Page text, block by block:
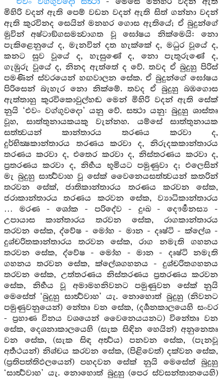
මිහිරි වදන් ඇති පෙම් වඩන වදන් ඇති සිත් ගන්නා වදන්
ඇති කුරවිනද සෙයින් මනහර ගොස ඇතියේ; ඒ බුදුන්ගේ
මුවින් අෂ්ටාඞ්ගසමන්‍වාගත වූ ඝෝෂය නික්මෙයි: නො
පැකිළෙනුයේ ද, මැනවින් දත හැක්කේ ද, මධුර වූයේ ද,
කනට සුව වූයේ ද, හැසුණේ ද, නො පැතුරුණේ ද,
ගැඹුරු වූයේ ද, නිනද ඇත්තේ ද වේ. තවද ඒ බුදුහු පිරිස්
පමණින් ස්වරයෙන් හඟවාලන සේක. ඒ බුදුන්ගේ ඝෝෂය
පිරිසෙන් බැහැර නො නික්මේ. තවද ඒ බුදුහු බඹගොස
ඇත්තාහු කුරවිකොවුල්හඬ මෙන් මිහිරි වදන් ඇති සේක්
නුයි ‘එවං වග්ගුවදො’ යනු වේ. සත්‍ථා යනු: බුදුහු ශාස්තෘ
වූහ, සාත්තුනායකයකු වැන්නහ. යම්සේ සාත්තුනායක
සත්ත්‍වයන් කාන්තාරය තරණය කරවා ද,
දුර්භික්‍ෂකාන්තාරය තරණය කරවා ද, නිරුදකකාන්තාරය
තරණය කරවා ද, එතෙර කරවා ද, නිස්තරණය කරවා ද,
ප්‍රතරණය කරවා ද, නිර්‍භය භූමියට පමුණුවා ද; එලෙසින්
මැ බුදුහු සාර්‍ත්‍ථවාහ වූ සේක් වෛනෙයසත්ත්‍වයන් කතරින්
තරවන සේක්, ජාතිකාන්තාරය තරණය කරවන සේක,
ජරාකාන්තාරය තරණය කරවන සේක, ව්‍යාධිකාන්තාරය
… මරණ - ශෝක - පරිදේව - දුඃඛ - දෞර්‍මනස්‍ය -
උපායාස කාන්තාරය තරවන සේක, රාගකාන්තාරය
තරවන සේක, ද්වේෂ - මෝහ - මාන - දෘෂ්ටි - ක්ලේශ -
දුශ්චරිතකාන්තාරය තරවන සේක, රාග නමැති ගහනය
තරවන සේක, ද්වේෂ - මෝහ - මාන - දෘෂ්ටි නමැති
ගහනය තරවන සේක, ක්ලේශගහනය - දුශ්චරිතගහනය
තරවන සේක, උත්තරණය නිස්තරණය ප්‍රතරණය කරවන
සේක, නිර්‍භය වූ අමාමහනිවනට පමුණුවන සේක් නුයි
මෙසේත් ‘බුදුහු සාර්‍ත්‍ථවාහ’ යැ. නොහොත් බුදුහු (නිවනට
පමුණුවනුයෙන්) නේතෘ වන සේක, (දර්‍ශනකාලයෙහි සංවර
- ප්‍රහාණ විනය වශයෙන් වෛනෙයයනට) විනේතෘ වන
සේක, දෙශනාකාලයෙහි (සැක සිඳින හෙයින්) අනුනෙතෘ
වන සේක, (සැක සිඳ අර්‍ත්‍ථය) පනවන සේක, (පැනවූ
අර්‍තථයන්) නිශ්චය කරවන සේක, (පිළිවෙත්) දක්වන සේක,
(ප්‍රතිපත්තිඵලයෙන්) පහදවන සේක් නුයි මෙසේත් බුදුහු
‘සාර්‍ත්‍ථවාහ’ යැ. නොහොත් බුදුහු (පෙර ස්වසන්තානයෙහි)